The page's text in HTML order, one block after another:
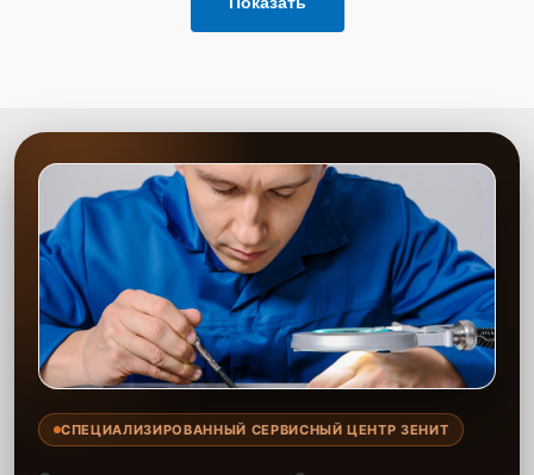
СПЕЦИАЛИЗИРОВАННЫЙ СЕРВИСНЫЙ ЦЕНТР ЗЕНИТ